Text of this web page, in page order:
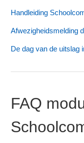
Handleiding
Afwezigheidsmelding
De dag van de uitslag
FAQ